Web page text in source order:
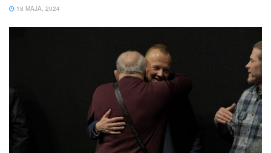
18 MAJA, 2024